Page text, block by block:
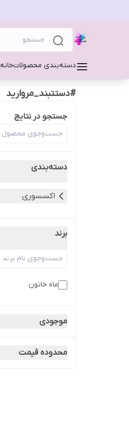
دسته‌بندی محصولاتخانه
#دستتبند_مروارید
جستجو در نتایج
دسته‌بندی
اکسسوری
برند
ماه خاتون
موجودی
محدوده قیمت